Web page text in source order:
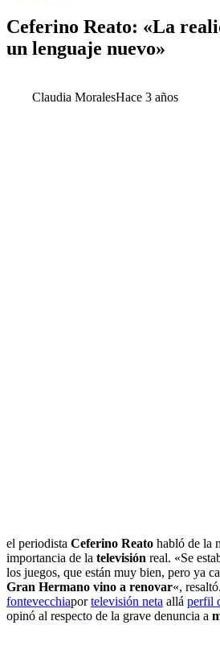
Ceferino Reato: «La
un lenguaje nuevo»
Claudia MoralesHace 3 años
el periodista Ceferino Reato habló de la
importancia de la televisión real. «Se
los juegos, que están muy bien, pero ya
Gran Hermano vino a renovar«,
fontevecchiaportelevisión neta allá perfil
opinó al respecto de la grave denuncia a